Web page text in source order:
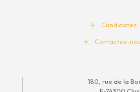
→ Candidatez
→ Contactez-
180, rue de la